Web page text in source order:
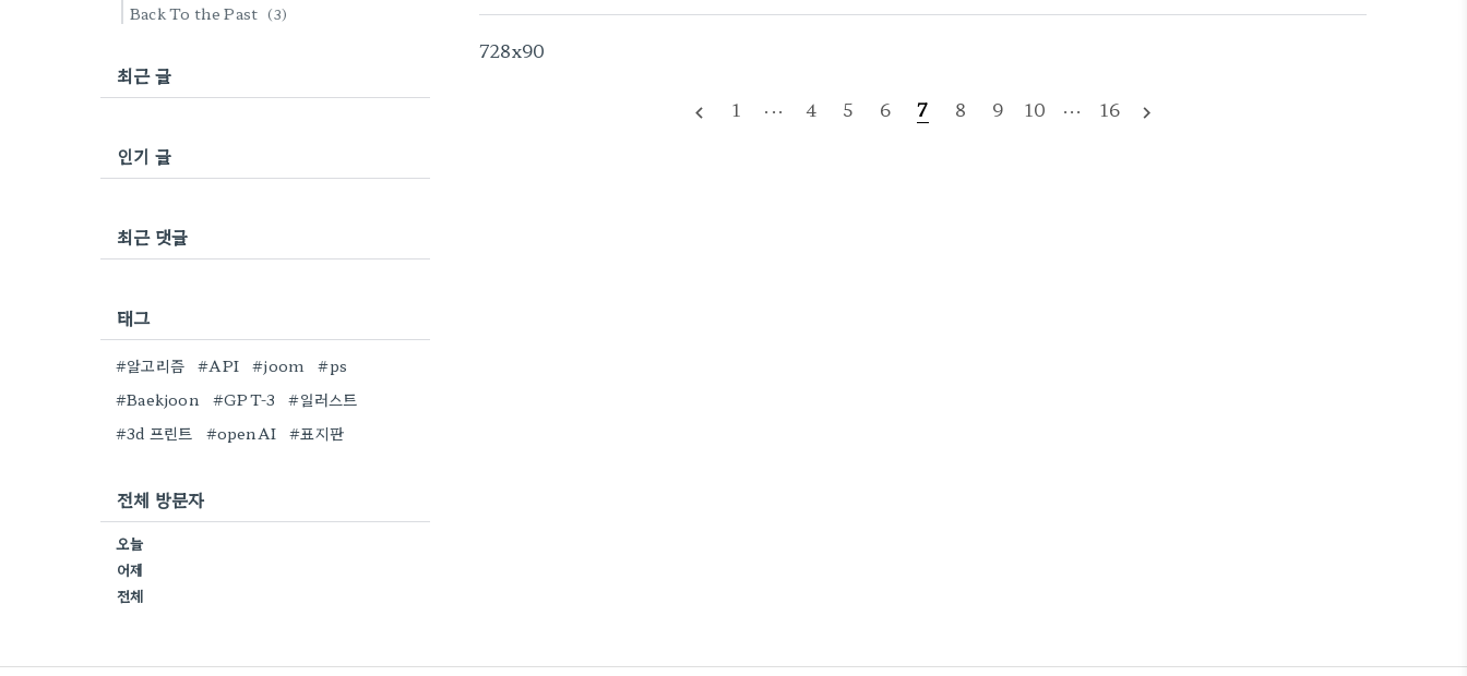
드이다. 우선 코드 상단을 보면, 우리가 처음에 봤던 GET 파라미터 "val"를 $go에 대입하는 걸 확인할 수
있다. 그리고 이 값을 정규식 필터를 통해 특정 문자가 포함될 경우 바로 종료가 되도록 되어있다. 금지 문
728x90
navigate_before 1 ··· 4 5 6 7 8 9 10 ··· 16 navigate_next
Back To the Past (3)
최근 글
인기 글
최근 댓글
태그
#알고리즘 #API #joom
#ps
#Baekjoon
#GPT-3
#일러스트
#3d 프린트
#openAI #표지판
전체 방문자
오늘
어제
전체